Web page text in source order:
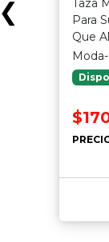
Taza
Para
Que